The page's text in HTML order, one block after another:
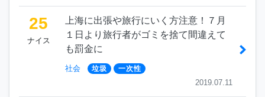
25
ナイス
上海に出張や旅行にいく方注意！７月
１日より旅行者がゴミを捨て間違えて
も罰金に
社会 垃圾 一次性
2019.07.11